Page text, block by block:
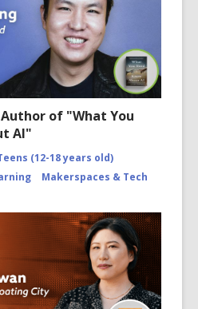
of "What You
AI"
(12-18 years old)
Makerspaces & Tech